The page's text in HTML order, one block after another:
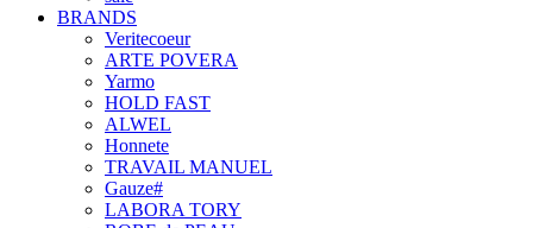
BRANDS
Veritecoeur
ARTE POVERA
Yarmo
HOLD FAST
ALWEL
Honnete
TRAVAIL MANUEL
Gauze#
LABORA TORY